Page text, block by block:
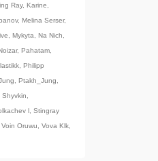
Ray, Karine
, Melina Serser,
Mykyta Na Nich
, Pahatam
Philipp
Ptakh_Jung
Shyvkin
l Stingray
Voin Oruwu Vova Klk